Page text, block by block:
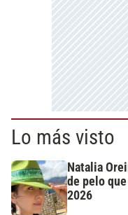
Lo más visto
Natalia
de pelo
2026